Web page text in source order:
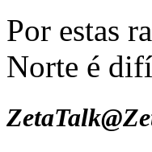
Por estas
Norte é